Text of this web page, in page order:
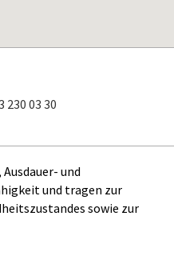
230 03 30
und
und tragen zur
sowie zur